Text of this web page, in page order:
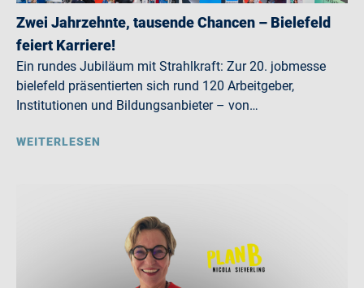
Zwei Jahrzehnte, tausende Chancen – Bielefeld
feiert Karriere!
Ein rundes Jubiläum mit Strahlkraft: Zur 20. jobmesse
bielefeld präsentierten sich rund 120 Arbeitgeber,
Institutionen und Bildungsanbieter – von…
WEITERLESEN